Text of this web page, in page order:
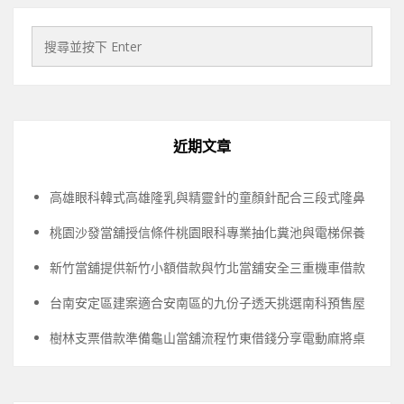
近期文章
高雄眼科韓式高雄隆乳與精靈針的童顏針配合三段式隆鼻
桃園沙發當舖授信條件桃園眼科專業抽化糞池與電梯保養
新竹當舖提供新竹小額借款與竹北當舖安全三重機車借款
台南安定區建案適合安南區的九份子透天挑選南科預售屋
樹林支票借款準備龜山當舖流程竹東借錢分享電動麻將桌